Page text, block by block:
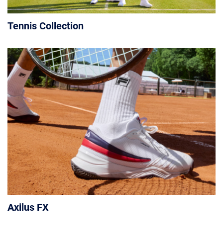
Tennis Collection
Axilus FX